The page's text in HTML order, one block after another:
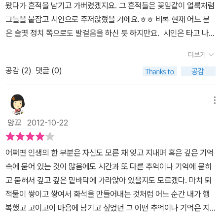
트럭>을 들어 가난의 문학적 힘을 말하는 장에서 그 시들을 전혀 인
용하지 않아 아쉽다. 신경림의 <봄날>을 말하면서도 시를 조금 인용
해 주었더라면 더 좋았을 것을. 이 시에서 아흔살 외할머니를 보며 정
호승은 '사랑의 가장 중요한 본질을 희생이라고 생각'한다. '희생 없는
사랑은 사랑이 아니다. 희생이 바탕이 되지 않은 사랑은 사상누각에
다. 두번째, 안도현 편 '그릴 수 없는 마음의 빛깔까지도'에서 황동규
의 <방파제 끝>이라는 시가 내 마음에 들어왔다. 방파제 끝 / 황동
규 언젠가 마음 더 챙기지 말고 꺼내놓을 자리는방파제 끝이 되리.앞
에 노는 섬도 없고헤픈 구름장도 없는 곳.오가는 배 두어 척 제 갈 데
로 가고물자국만 잠시 눈 깜박이며 출렁이다 지워지는 곳.동해안 어
느 조그만 어항소금기 질척한 골목을 지나생선들 함께 모로 누워 잠
든 어둑한 어물전들을 지나바다로 나가다 걸음 멈춘 방파제환한 그
끝. 이 시를 읽고 난 후 얼마 전 서해 곰섬이 보이는 해변에 갔다가
저 멀리 보이는 방파제 끝에 일부러 발 딛었다. 그 끝에 새삼 서 보고
리가 저려본 적 없는 여자, 모두 버리란다. 흠. 그리고 김현승 시인의
<절대고독>을 보고 하도 외우고 따라하다가 지천명에 깨달은 것,그
것은 <외로우니까 사람이다> 였다. 외로움을 견디지 못해 절대고독
간관계라 느끼는 헛된 망상에 침을 뱉는다. 시여! 장석남 - 우리의 희
스럽고 소극적인 정서를 나는 좋아한다. 그 고움에 대한 기억은 정현
종 시인의 <나는 별아저씨>에 안착하게 한다. 별은 시인과 육친적 관
계라나.모든 낯선 것들을 인척지간으로 만들어놓는 정현종 시인의 탁
월한 복속력에서 시인 또한 자신을 별 조카, 바람 조카라고 자부한다.
그리고 별, 바람, 침묵의 못된 족보를 시학이라 부르고 싶어한다. 오규
원 시인의 <분식집에서>를 읽고는 '낙태를 하고 분식집에 가서 라면
을 먹어보라'는 권유형 명령을 한다. 여기에서 낙태란 세상에서 모든
자발성의 상실을 말한다고 하는데 이 ‘꽃 피는 절망에 대한 우리의 자
세는?’ 하고 묻지 않을 수 없다. '사랑이라는 것이 어떤 건지는 모르나
그대로 박제된 채 세월만 지키게 된다. 그런 모습이 가끔은 서럽
다. 정호승, 안도현, 장석남, 하응백 시인의 <우리가 사랑에 빠졌을 때
없었던 추억과 그들 자신이 좋아하고 흠모했던 시인과 아끼는 시에
얽힌 이야기들을 실타래처럼 풀어가고 있다. 시인의 마음에 별처럼
박혔던 시의 제목을 좇아 그 시를 읽는 재미도 쏠쏠하다. 어떨 때는
이 책보다 그들이 인용한 시에 더 마음을 뺏기기도 하지만 그래서 더
좋았는지도 모른다. 나의 낙서는 요즘 노트에서 블로그로 그 장소를
옮겼다. 나의 낙서본능은 여전히 현재진행형이다. 언젠가 내 블로그
에 올렸던 글을 다시 옮긴다. 그때의 추억을 생각하며. <우리가 사랑
에 빠졌을 때>는 그런 책이다. 지난 흔적을 되새기게 하는. 이 가을
에. 블 로 그 나는 너를 모른다너도 나를 모른다모르는 나와모르는
너는백지처럼 하얀 인연에그렇게 편지를 쓴다. 네가 있는 자리에또는
내가 있는 자리에낯선 언어가 배달되던 날평면의 일상에숨죽인 메아
리로 살아있느냐 오늘이 그리운 이에게어제의 흔적은습관처럼 메마
각자 다를 수밖에 없는 것이 분명하지만 분명 기다리다 지치는 게 삶
이라는 말에 몇몇 사람들은 멈출 수밖에 없을 것이다. 이제 ‘지천명’의
시간에 접한 한 남자가 지난 삶을 돌아보며 어쩜 이리도 자신의 마음
상태를 표현하는 말로 이 말 이외에는 다른 말이 없을 것 같은 생각이
들어 짧지 않은 겨울밤이 더디기만 하다.정호승, 안도현, 장석남, 하응
빠졌을 때’라는 산문집은 시인들이 어떻게 시인이 되었는지, 시를 어
떻게 읽어야 하는지 아니 시를 가슴에 담고 살아온 시인들의 삶에서
시가 어떤 의미인지를 알게 하는 매력이 있다. 그들은 타고난 시인이
아니며 노력에 의해 만들어진 것도 아니라며 그저‘시인은 시가 좋아
서 시인이 된 것이라고. 어릴 때, 성장기에, 방황하는 청춘의 어느 때
어떤 시가 좋아서 그 시를 사랑하다 외우고, 그 시를 흉내 내다 습작하
게 되고, 그러다가 시인이 된 것’이러고 한다. 하지만 시인이 부러웠던
사람에게 이 말은 쉽게 다가오는 것은 아니다. 얼마나 치열하게 삶을
살았는지, 얼마나 아파하며 세상을 보듬었는지 그리하여 가슴에 넘치
왔다가 흔적을 남기고 가버렸겠지요. 그 흔적들은 꽃잎같이 얼룩처럼
그들을 붙잡고 시인으로 주저앉혔을 거에요.ㅎㅎ 비록 현재 어느 분
은 슬몃 정치 쪽으로도 발걸음을 하신 듯 하지만요. 시인은 타고 나는
다,ㅎㅎ 그러나 비록 죽어가는 순간엘지라도 벼락처럼 단 한 줄이 한
편이 떠오르며 줄줄 씌어진다면 그 순간을 기다리며 남은 생을 더 살
아볼 작정입니다. 잘 쓴 시,못난 시는 있을 망정 거짓 시는 아마도 없
을 거에요. 문단의 인맥은 참으로 운명적이라고 하더군요. 10대에서
부터 이루어진 학연,지연 등등은 감히 다른 이가 비집고 들어갈 틈을
허용 안 하는 것같구요. 그러니 정녕 그 얼마나 시인으로 운명 지워지
신 분들입니까..
더보기
공감 (2) 댓글 (0)
앙꼬 2012-10-22
어쩌면 인생의 한 부분은 자신도 모른 채 잊고 지내며 혹은 깊은 기억
속에 묻어 있는 것이 많음에도 시간과 또 다른 추억이나 기억에 묻히
고 묻혀서 깊고 깊은 밑바닥에 가라앉아 있을지도 모르겠다. 마치 퇴
적물이 쌓이고 쌓여서 화석을 만들어내는 것처럼 어느 순간 내가 행
복했고 고이고이 마음에 남기고 싶었던 그 어떤 추억이나 기억은 지